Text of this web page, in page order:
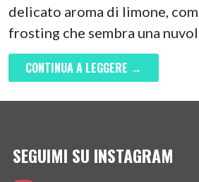
delicato aroma di limone,
frosting che sembra una
CONTINUA A LEGGERE →
SEGUIMI SU INSTAGRAM